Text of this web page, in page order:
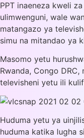
PPT inaeneza kweli
ulimwenguni, wale
matangazo ya
simu na mitandao ya
Masomo yetu
Rwanda, Congo
televisheni yetu ili
Huduma yetu ya
huduma katika lugha